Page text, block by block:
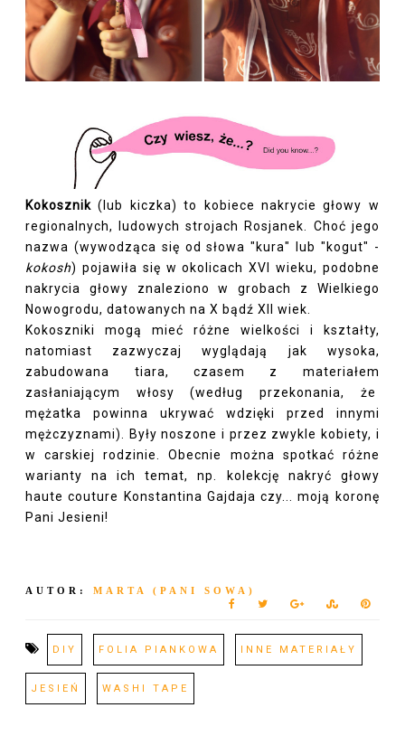
Kokosznik (lub kiczka) to kobiece nakrycie głowy w
regionalnych, ludowych strojach Rosjanek. Choć jego
nazwa (wywodząca się od słowa "kura" lub "kogut" -
kokosh) pojawiła się w okolicach XVI wieku, podobne
nakrycia głowy znaleziono w grobach z Wielkiego
Nowogrodu, datowanych na X bądź XII wiek.
Kokoszniki mogą mieć różne wielkości i kształty,
natomiast zazwyczaj wyglądają jak wysoka,
zabudowana tiara, czasem z materiałem
zasłaniającym włosy (według przekonania, że
mężatka powinna ukrywać wdzięki przed innymi
mężczyznami). Były noszone i przez zwykle kobiety, i
w carskiej rodzinie. Obecnie można spotkać różne
warianty na ich temat, np. kolekcję nakryć głowy
haute couture Konstantina Gajdaja czy... moją koronę
Pani Jesieni!
AUTOR:MARTA (PANI SOWA)
DIY FOLIA PIANKOWA INNE MATERIAŁY
JESIEŃ WASHI TAPE